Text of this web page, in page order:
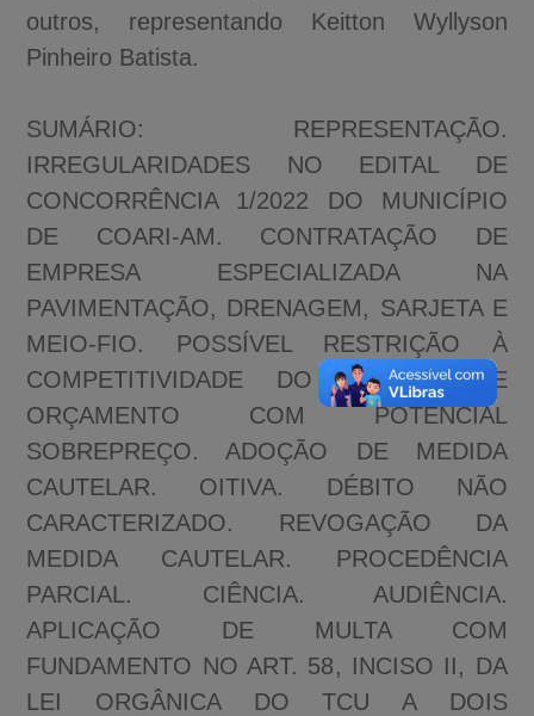
outros, representando Keitton Wyllyson
Pinheiro Batista.
SUMÁRIO: REPRESENTAÇÃO.
IRREGULARIDADES NO EDITAL DE
CONCORRÊNCIA 1/2022 DO MUNICÍPIO
DE COARI-AM. CONTRATAÇÃO DE
EMPRESA ESPECIALIZADA NA
PAVIMENTAÇÃO, DRENAGEM, SARJETA E
MEIO-FIO. POSSÍVEL RESTRIÇÃO À
COMPETITIVIDADE DO CERTAME E
ORÇAMENTO COM POTENCIAL
SOBREPREÇO. ADOÇÃO DE MEDIDA
CAUTELAR. OITIVA. DÉBITO NÃO
CARACTERIZADO. REVOGAÇÃO DA
MEDIDA CAUTELAR. PROCEDÊNCIA
PARCIAL. CIÊNCIA. AUDIÊNCIA.
APLICAÇÃO DE MULTA COM
FUNDAMENTO NO ART. 58, INCISO II, DA
LEI ORGÂNICA DO TCU A DOIS